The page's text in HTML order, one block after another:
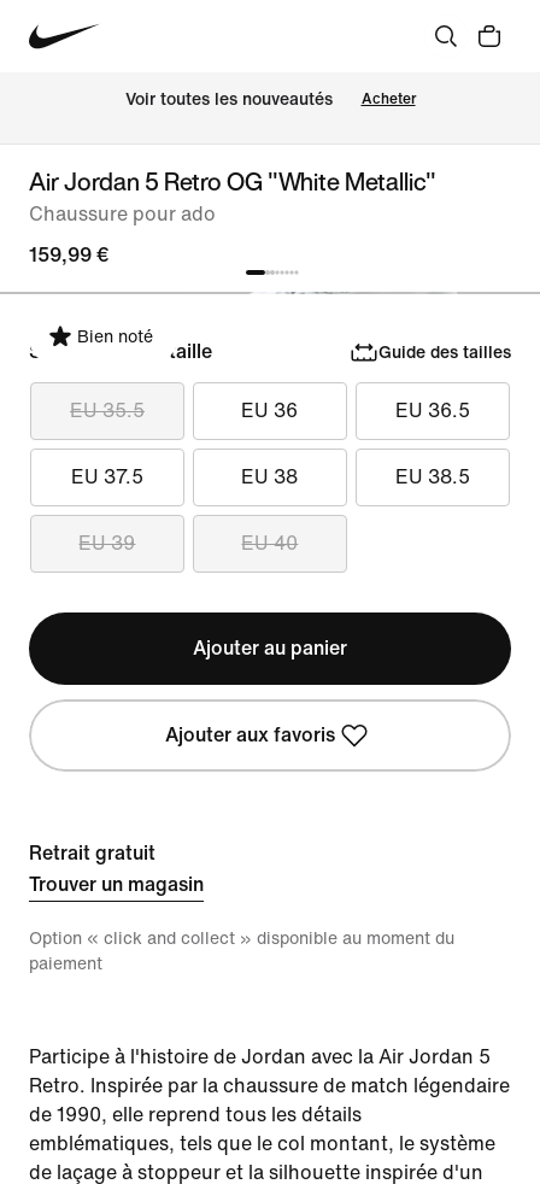
Voir toutes les nouveautés Acheter
Air Jordan 5 Retro OG "White Metallic"
Chaussure pour ado
159,99 €
Bien noté
Sélectionner la taille Guide des tailles
EU 35.5 EU 36 EU 36.5
EU 37.5 EU 38 EU 38.5
EU 39 EU 40
Ajouter au panier
Ajouter aux favoris
Retrait gratuit
Trouver un magasin
Option « click and collect » disponible au moment du
paiement
Participe à l'histoire de Jordan avec la Air Jordan 5
Retro. Inspirée par la chaussure de match légendaire
de 1990, elle reprend tous les détails
emblématiques, tels que le col montant, le système
de laçage à stoppeur et la silhouette inspirée d'un